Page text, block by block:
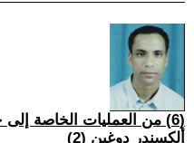
(6) من العمليات الخاصة
ألكسندر دوغين (2)